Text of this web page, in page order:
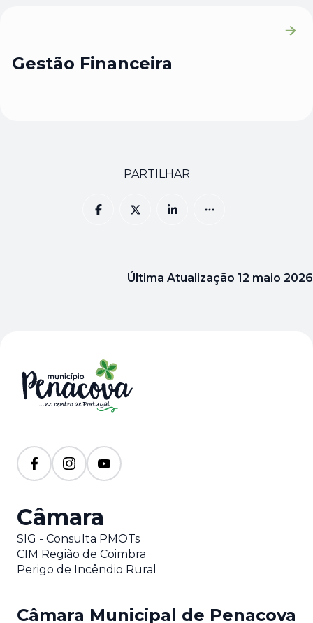
Gestão Financeira
PARTILHAR
Última Atualização 12 maio 2026
Câmara
SIG - Consulta PMOTs
CIM Região de Coimbra
Perigo de Incêndio Rural
Câmara Municipal de Penacova